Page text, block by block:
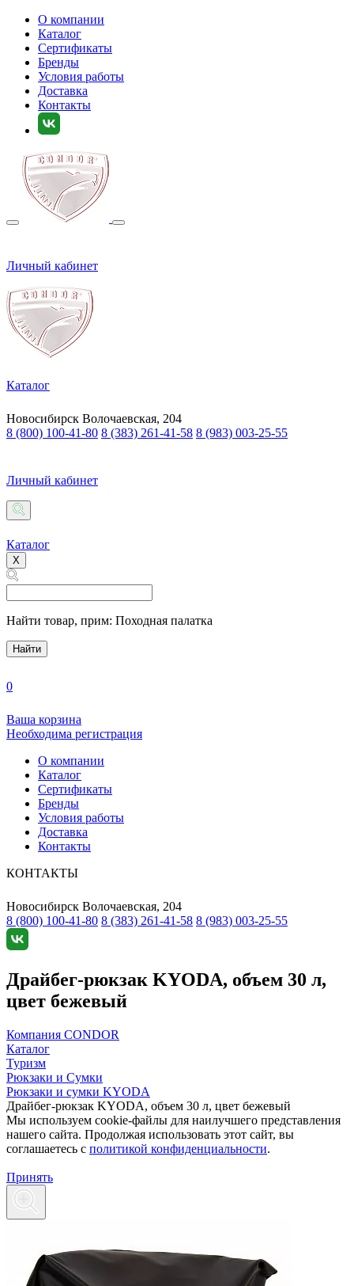
О компании
Каталог
Сертификаты
Бренды
Условия работы
Доставка
Контакты
Личный кабинет
Каталог
Новосибирск Волочаевская, 204
8 (800) 100-41-80 8 (383) 261-41-58 8 (983) 003-25-55
Личный кабинет
Каталог
X
Найти товар, прим: Походная палатка
Найти
0
Ваша корзина
Необходима регистрация
О компании
Каталог
Сертификаты
Бренды
Условия работы
Доставка
Контакты
КОНТАКТЫ
Новосибирск Волочаевская, 204
8 (800) 100-41-80 8 (383) 261-41-58 8 (983) 003-25-55
Драйбег-рюкзак KYODA, объем 30 л,
цвет бежевый
Компания CONDOR
Каталог
Туризм
Рюкзаки и Сумки
Рюкзаки и сумки KYODA
Драйбег-рюкзак KYODA, объем 30 л, цвет бежевый
Мы используем cookie-файлы для наилучшего представления
нашего сайта. Продолжая использовать этот сайт, вы
соглашаетесь c политикой конфиденциальности.
Принять